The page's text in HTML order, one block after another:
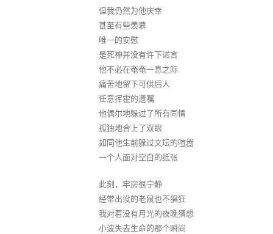
但我仍然为他庆幸
甚至有些羡慕
唯一的安慰
是死神并没有许下诺言
他不必在奄奄一息之际
痛苦地留下可供后人
任意挥霍的遗嘱
他偶尔地躲过了所有同情
孤独地合上了双眼
如同他生前躲过文坛的喧嚣
一个人面对空白的纸张
此刻，牢房很宁静
经常出没的老鼠也不猖狂
我对着没有月光的夜晚猜想
小波失去生命的那个瞬间